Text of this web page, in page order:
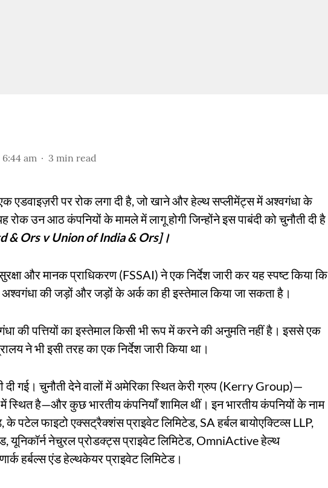
am 3 min read
एक एडवाइज़री पर रोक लगा दी है, जो खाने और हेल्थ सप्लीमेंट्स में अश्वगंधा के
रोक उन आठ कंपनियों के मामले में लागू होगी जिन्होंने इस पाबंदी को चुनौती दी है
& Ors v Union of India & Ors]।
और मानक प्राधिकरण (FSSAI) ने एक निर्देश जारी कर यह स्पष्ट किया कि
की जड़ों और जड़ों के अर्क का ही इस्तेमाल किया जा सकता है।
की पत्तियों का इस्तेमाल किसी भी रूप में करने की अनुमति नहीं है। इससे एक
ने भी इसी तरह का एक निर्देश जारी किया था।
दी गई। चुनौती देने वालों में अमेरिका स्थित केरी ग्रुप (Kerry Group)—
स्थित है—और कुछ भारतीय कंपनियाँ शामिल थीं। इन भारतीय कंपनियों के नाम
के पटेल फाइटो एक्सट्रैक्शंस प्राइवेट लिमिटेड, SA हर्बल बायोएक्टिव्स LLP,
यूनिकॉर्न नेचुरल प्रोडक्ट्स प्राइवेट लिमिटेड, OmniActive हेल्थ
हर्बल्स एंड हेल्थकेयर प्राइवेट लिमिटेड।